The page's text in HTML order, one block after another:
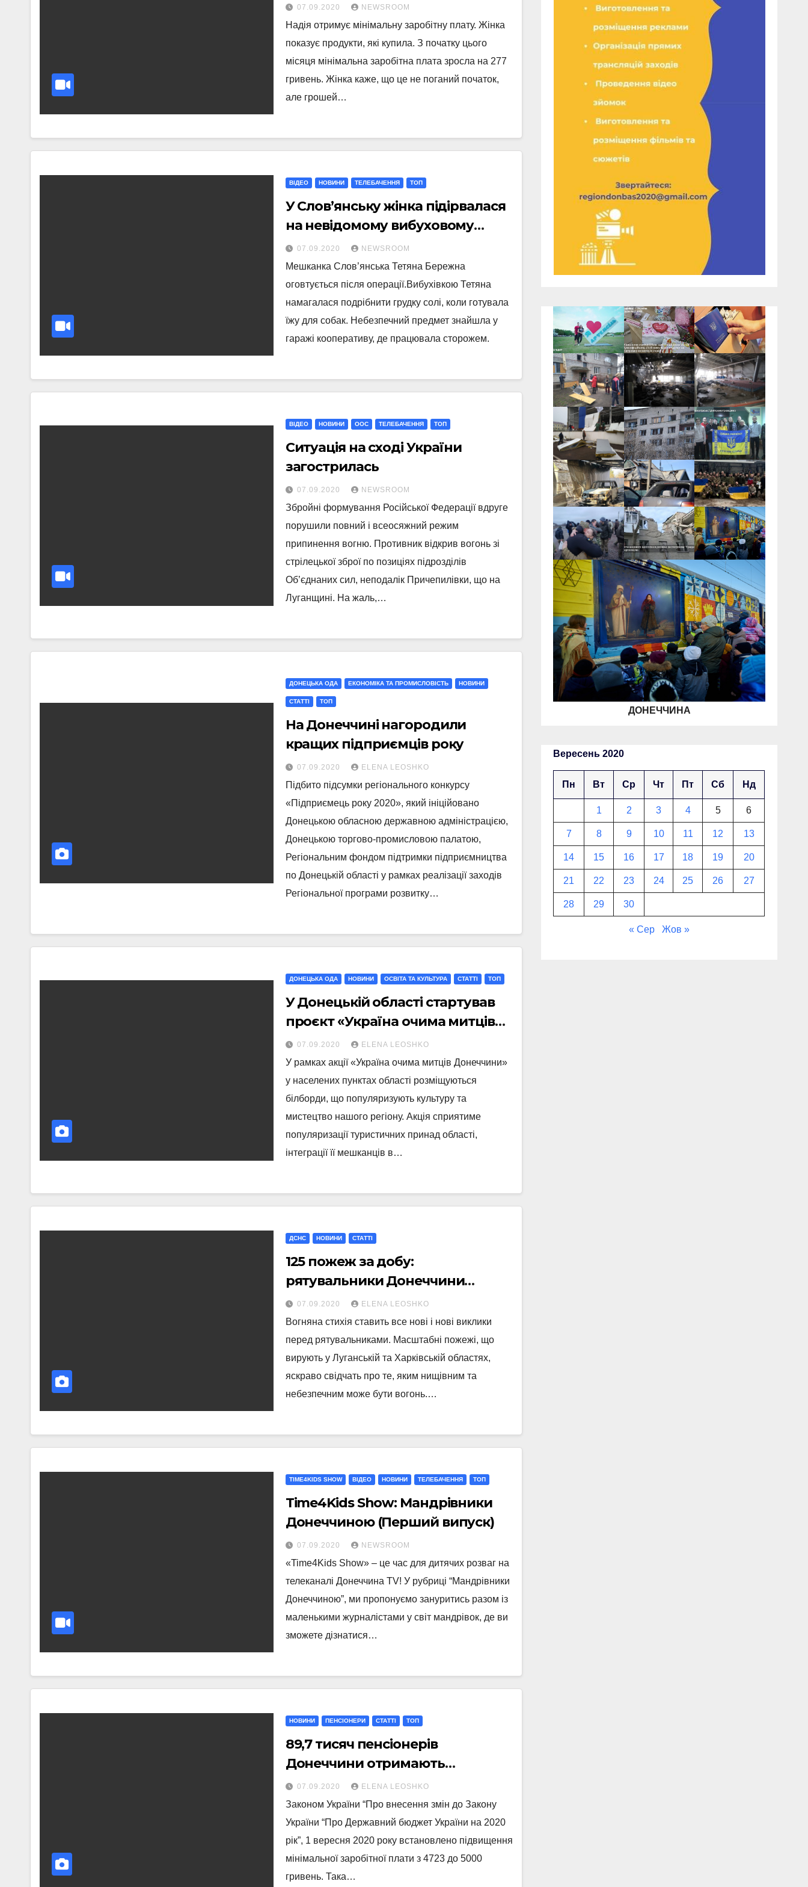
07.09.2020 NEWSROOM
Надія отримує мінімальну заробітну плату. Жінка
показує продукти, які купила. З початку цього
місяця мінімальна заробітна плата зросла на 277
гривень. Жінка каже, що це не поганий початок,
але грошей…
ВІДЕО НОВИНИ ТЕЛЕБАЧЕННЯ ТОП
У Слов’янську жінка підірвалася
на невідомому вибуховому
пристрої
07.09.2020 NEWSROOM
Мешканка Слов’янська Тетяна Бережна
оговтується після операції.Вибухівкою Тетяна
намагалася подрібнити грудку солі, коли готувала
їжу для собак. Небезпечний предмет знайшла у
гаражі кооперативу, де працювала сторожем.
ВІДЕО НОВИНИ ООС ТЕЛЕБАЧЕННЯ ТОП
Ситуація на сході України
загострилась
07.09.2020 NEWSROOM
Збройні формування Російської Федерації вдруге
порушили повний і всеосяжний режим
припинення вогню. Противник відкрив вогонь зі
стрілецької зброї по позиціях підрозділів
Об’єднаних сил, неподалік Причепилівки, що на
Луганщині. На жаль,…
ДОНЕЦЬКА ОДА ЕКОНОМІКА ТА ПРОМИСЛОВІСТЬ НОВИНИ
СТАТТI ТОП
На Донеччині нагородили
кращих підприємців року
07.09.2020 ELENA LEOSHKO
Підбито підсумки регіонального конкурсу
«Підприємець року 2020», який ініційовано
Донецькою обласною державною адміністрацією,
Донецькою торгово-промисловою палатою,
Регіональним фондом підтримки підприємництва
по Донецькій області у рамках реалізації заходів
Регіональної програми розвитку…
ДОНЕЦЬКА ОДА НОВИНИ ОСВІТА ТА КУЛЬТУРА СТАТТI ТОП
У Донецькій області стартував
проєкт «Україна очима митців
Донеччини»
07.09.2020 ELENA LEOSHKO
У рамках акції «Україна очима митців Донеччини»
у населених пунктах області розміщуються
білборди, що популяризують культуру та
мистецтво нашого регіону. Акція сприятиме
популяризації туристичних принад області,
інтеграції її мешканців в…
ДСНС НОВИНИ СТАТТI
125 пожеж за добу:
рятувальники Донеччини
наголошують на необхідності
неухильно дотримуватися
правил пожежної безпеки
07.09.2020 ELENA LEOSHKO
Вогняна стихія ставить все нові і нові виклики
перед рятувальниками. Масштабні пожежі, що
вирують у Луганській та Харківській областях,
яскраво свідчать про те, яким нищівним та
небезпечним може бути вогонь.…
TIME4KIDS SHOW ВІДЕО НОВИНИ ТЕЛЕБАЧЕННЯ ТОП
Time4Kids Show: Мандрівники
Донеччиною (Перший випуск)
07.09.2020 NEWSROOM
«Time4Kids Show» – це час для дитячих розваг на
телеканалі Донеччина TV! У рубриці “Мандрівники
Донеччиною”, ми пропонуємо зануритись разом із
маленькими журналістами у світ мандрівок, де ви
зможете дізнатися…
НОВИНИ ПЕНСІОНЕРИ СТАТТI ТОП
89,7 тисяч пенсіонерів
Донеччини отримають
перераховану пенсію
07.09.2020 ELENA LEOSHKO
Законом України “Про внесення змін до Закону
України “Про Державний бюджет України на 2020
рік”, 1 вересня 2020 року встановлено підвищення
мінімальної заробітної плати з 4723 до 5000
гривень. Така…
ДОНЕЧЧИНА
Вересень 2020
Пн Вт Ср Чт Пт Сб Нд
1 2 3 4 5 6
7 8 9 10 11 12 13
14 15 16 17 18 19 20
21 22 23 24 25 26 27
28 29 30
« Сер Жов »